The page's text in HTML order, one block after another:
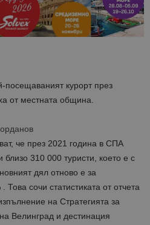
посещаваният курорт през
от местната община.
че през 2021 година в СПА
310 000 туристи, което е с
дял отново е за
Това сочи статистиката от отчета
на Стратегията за
Велинград и дестинация